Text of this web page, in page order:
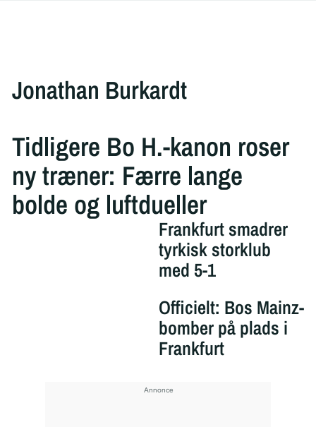
Jonathan Burkardt
Tidligere Bo H.-kanon roser
ny træner: Færre lange
bolde og luftdueller
Frankfurt smadrer
tyrkisk storklub
med 5-1
Officielt: Bos Mainz-
bomber på plads i
Frankfurt